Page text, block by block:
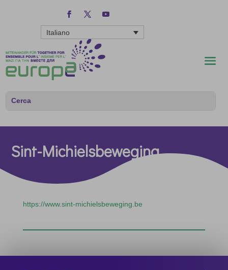
Italiano
Sint-Michielsbeweging
https://www.sint-michielsbeweging.be